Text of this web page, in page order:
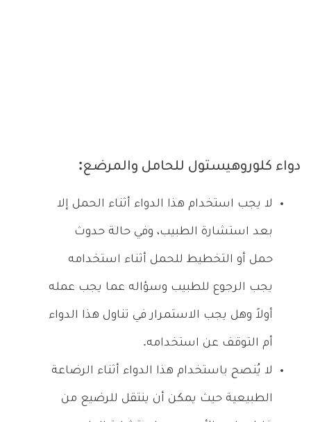
دواء كلوروهيستول للحامل والمرضع:
لا يجب استخدام هذا الدواء أثناء الحمل إلا
بعد استشارة الطبيب، وفي حالة حدوث
حمل أو التخطيط للحمل أثناء استخدامه
يجب الرجوع للطبيب وسؤاله عما يجب عمله
أولاً وهل يجب الاستمرار في تناول هذا الدواء
أم التوقف عن استخدامه.
لا يُنصح باستخدام هذا الدواء أثناء الرضاعة
الطبيعية حيث يمكن أن ينتقل للرضيع من